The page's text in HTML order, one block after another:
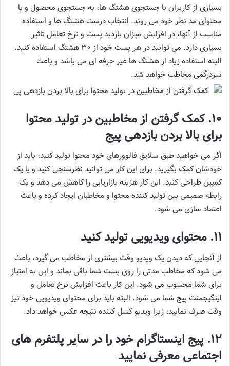
بسیاری از کاربران با جستجوی هشتگ ها، به جستجوی محصول و یا
محتوای مد نظر خود می روند. انتخاب درست هشتگ ها و استفاده
مناسب از آنها، در افزایش میزان بازدید پست و نرخ تعامل تاثیر
بسیاری دارد. می توانید در هر پست خود از 30 هشتگ استفاده کنید.
البته استفاده زیاد از هشتگ ها غیر حرفه ای می باشد و باعث
سردرگمی مخاطب خواهد شد.
10. کمک گرفتن از مخاطبین در تولید محتوا
برای بالا بردن بازدهی پیج
اگر می خواهید طبق سلایق فالوورهای خود محتوا تولید کنید، باید از
خودشان کمک بگیرید. برای این کار می توانید نظرسنجی کنید و یا یک
کمپین طراحی کنید. این کار هزینه بازاریابی را کاهش می دهد و یک
رابطه صمیمی بین تولید کننده محتوا و مخاطبان ایجاد کرده و باعث
اعتماد سازی می شود.
11. محتوای ویدیویی تولید کنید
از آنجایی که دیدن یک ویدیو وقت بیشتری از مخاطب می گیرد، باعث
می شود که مخاطب مدتی را روی پست شما باقی بماند و این یه امتیاز
برای شما محسوب می شود. این کار باعث افزایش نرخ تعامل و
اینگیجمنت پیج شما می شود. البته باید برای محتوای ویدیویی خود نیز
وقت صرف نمایید، زیرا ویدیو کسل کننده نتیجه عکس خواهد داد.
12. پیج اینستاگرام خود را در سایر پلتفرم های
اجتماعی معرفی نمایید